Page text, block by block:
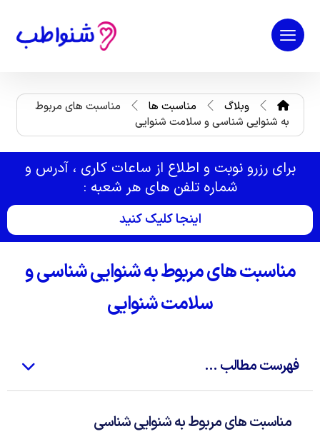
وبلاگ مناسبت ها
مناسبت های مربوط
به شنوایی شناسی و سلامت شنوایی
برای رزرو نوبت و اطلاع از ساعات کاری ، آدرس و
شماره تلفن های هر شعبه :
اینجا کلیک کنید
مناسبت های مربوط به شنوایی شناسی و
سلامت شنوایی
فهرست مطالب ...
مناسبت های مربوط به شنوایی شناسی